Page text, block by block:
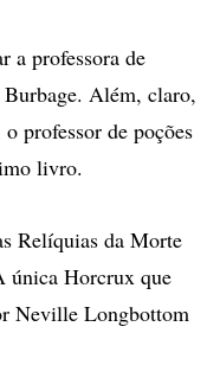
a professora de
Além, claro,
professor de poções
livro.
Relíquias da Morte
única Horcrux que
Neville Longbottom